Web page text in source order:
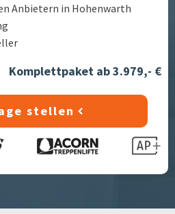
Anbietern in Hohenwarth
Komplettpaket ab 3.979,- €
stellen